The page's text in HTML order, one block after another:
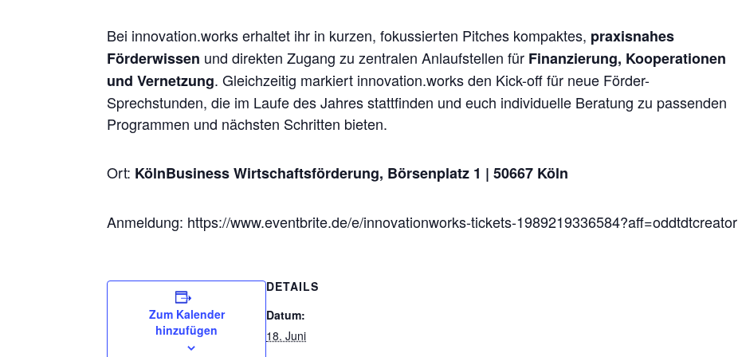
Bei innovation.works erhaltet ihr in kurzen, fokussierten Pitches kompaktes, praxisnahes
Förderwissen und direkten Zugang zu zentralen Anlaufstellen für Finanzierung, Kooperationen
und Vernetzung. Gleichzeitig markiert innovation.works den Kick-off für neue Förder-
Sprechstunden, die im Laufe des Jahres stattfinden und euch individuelle Beratung zu passenden
Programmen und nächsten Schritten bieten.
Ort: KölnBusiness Wirtschaftsförderung, Börsenplatz 1 | 50667 Köln
Anmeldung: https://www.eventbrite.de/e/innovationworks-tickets-1989219336584?aff=oddtdtcreator
Zum Kalender
hinzufügen
DETAILS
Datum:
18. Juni